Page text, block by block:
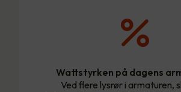
Wattstyrken på dagens
Ved flere lysrør i armaturen,